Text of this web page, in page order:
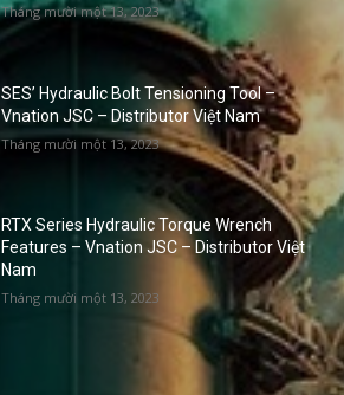
Tháng mười một 13, 2023
SES’ Hydraulic Bolt Tensioning Tool –
Vnation JSC – Distributor Việt Nam
Tháng mười một 13, 2023
RTX Series Hydraulic Torque Wrench
Features – Vnation JSC – Distributor Việt
Nam
Tháng mười một 13, 2023